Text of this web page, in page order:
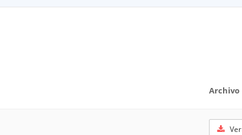
Archivo
Ver